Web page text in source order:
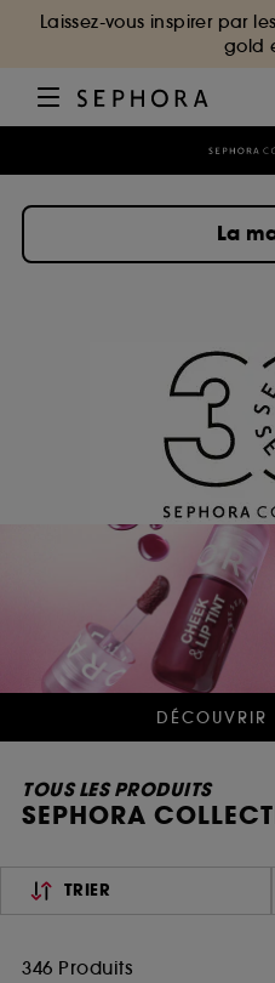
Laissez-vous inspirer par
gold
La
DÉCOUVRIR
TOUS LES PRODUITS
SEPHORA
TRIER
346 Produits